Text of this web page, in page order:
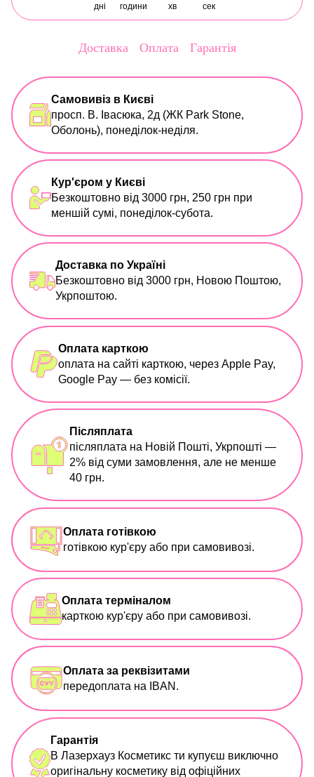
дні години хв сек
Доставка Оплата Гарантія
Самовивіз в Києві
просп. В. Івасюка, 2д (ЖК Park Stone,
Оболонь), понеділок-неділя.
Кур'єром у Києві
Безкоштовно від 3000 грн, 250 грн при
меншій сумі, понеділок-субота.
Доставка по Україні
Безкоштовно від 3000 грн, Новою Поштою,
Укрпоштою.
Оплата карткою
оплата на сайті карткою, через Apple Pay,
Google Pay — без комісії.
Післяплата
післяплата на Новій Пошті, Укрпошті —
2% від суми замовлення, але не менше
40 грн.
Оплата готівкою
готівкою кур'єру або при самовивозі.
Оплата терміналом
карткою кур'єру або при самовивозі.
Оплата за реквізитами
передоплата на IBAN.
Гарантія
В Лазерхауз Косметикс ти купуєш виключно
оригінальну косметику від офіційних